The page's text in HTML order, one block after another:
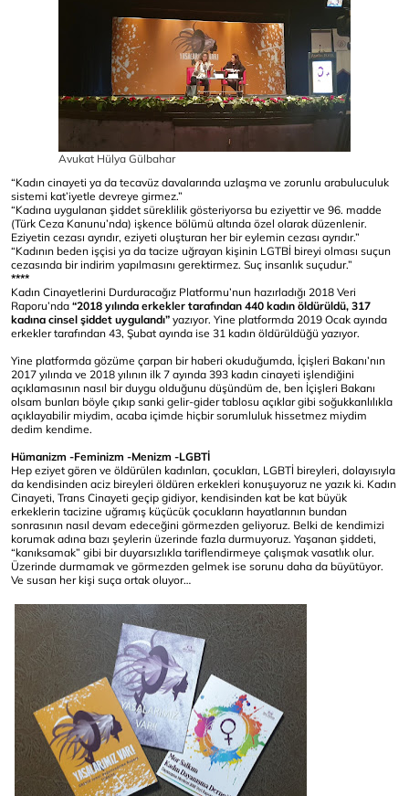
Avukat Hülya Gülbahar
“Kadın cinayeti ya da tecavüz davalarında uzlaşma ve zorunlu arabuluculuk
sistemi kat’iyetle devreye girmez.”
“Kadına uygulanan şiddet süreklilik gösteriyorsa bu eziyettir ve 96. madde
(Türk Ceza Kanunu’nda) işkence bölümü altında özel olarak düzenlenir.
Eziyetin cezası ayrıdır, eziyeti oluşturan her bir eylemin cezası ayrıdır.”
“Kadının beden işçisi ya da tacize uğrayan kişinin LGTBİ bireyi olması suçun
cezasında bir indirim yapılmasını gerektirmez. Suç insanlık suçudur.”
****
Kadın Cinayetlerini Durduracağız Platformu’nun hazırladığı 2018 Veri
Raporu’nda “2018 yılında erkekler tarafından 440 kadın öldürüldü, 317
kadına cinsel şiddet uygulandı” yazıyor. Yine platformda 2019 Ocak ayında
erkekler tarafından 43, Şubat ayında ise 31 kadın öldürüldüğü yazıyor.
Yine platformda gözüme çarpan bir haberi okuduğumda, İçişleri Bakanı’nın
2017 yılında ve 2018 yılının ilk 7 ayında 393 kadın cinayeti işlendiğini
açıklamasının nasıl bir duygu olduğunu düşündüm de, ben İçişleri Bakanı
olsam bunları böyle çıkıp sanki gelir-gider tablosu açıklar gibi soğukkanlılıkla
açıklayabilir miydim, acaba içimde hiçbir sorumluluk hissetmez miydim
dedim kendime.
Hümanizm -Feminizm -Menizm -LGBTİ
Hep eziyet gören ve öldürülen kadınları, çocukları, LGBTİ bireyleri, dolayısıyla
da kendisinden aciz bireyleri öldüren erkekleri konuşuyoruz ne yazık ki. Kadın
Cinayeti, Trans Cinayeti geçip gidiyor, kendisinden kat be kat büyük
erkeklerin tacizine uğramış küçücük çocukların hayatlarının bundan
sonrasının nasıl devam edeceğini görmezden geliyoruz. Belki de kendimizi
korumak adına bazı şeylerin üzerinde fazla durmuyoruz. Yaşanan şiddeti,
“kanıksamak” gibi bir duyarsızlıkla tariflendirmeye çalışmak vasatlık olur.
Üzerinde durmamak ve görmezden gelmek ise sorunu daha da büyütüyor.
Ve susan her kişi suça ortak oluyor…